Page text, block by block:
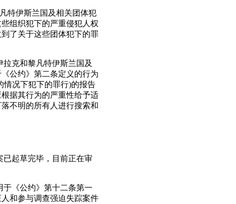
特伊斯兰国及相关团体犯
组织犯下的严重侵犯人权
了关于这些团体犯下的罪
克和黎凡特伊斯兰国及
公约》第二条定义的行为
情况下犯下的罪行)的报告
据其行为的严重性给予适
不明的所有人进行搜索和
已起草完毕，目前正在审
于《公约》第十二条第一
和参与调查强迫失踪案件